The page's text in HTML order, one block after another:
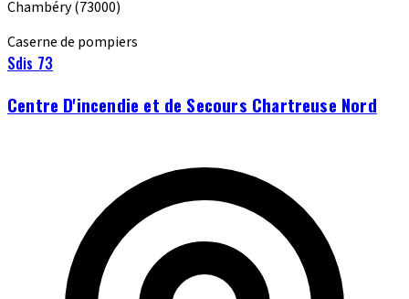
Chambéry(73000)
Caserne de pompiers
Sdis 73
Centre D'incendie et de Secours Chartreuse Nord